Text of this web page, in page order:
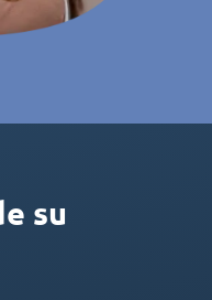
su